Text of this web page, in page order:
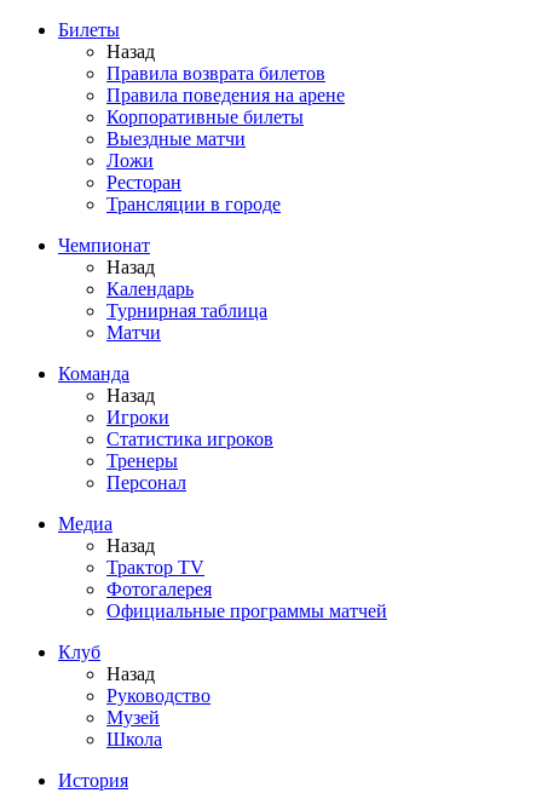
Билеты
Назад
Правила возврата билетов
Правила поведения на арене
Корпоративные билеты
Выездные матчи
Ложи
Ресторан
Трансляции в городе
Чемпионат
Назад
Календарь
Турнирная таблица
Матчи
Команда
Назад
Игроки
Статистика игроков
Тренеры
Персонал
Медиа
Назад
Трактор TV
Фотогалерея
Официальные программы матчей
Клуб
Назад
Руководство
Музей
Школа
История